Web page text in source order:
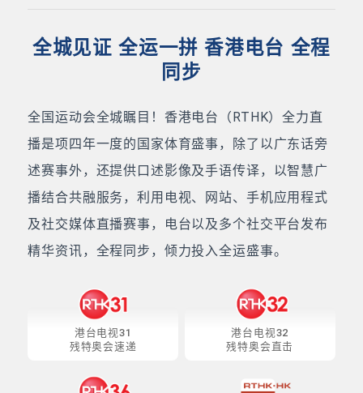
全城见证 全运一拼 香港电台 全程
同步
全国运动会全城瞩目！香港电台（RTHK）全力直
播是项四年一度的国家体育盛事，除了以广东话旁
述赛事外，还提供口述影像及手语传译，以智慧广
播结合共融服务，利用电视、网站、手机应用程式
及社交媒体直播赛事，电台以及多个社交平台发布
精华资讯，全程同步，倾力投入全运盛事。
港台电视31
残特奥会速递
港台电视32
残特奥会直击